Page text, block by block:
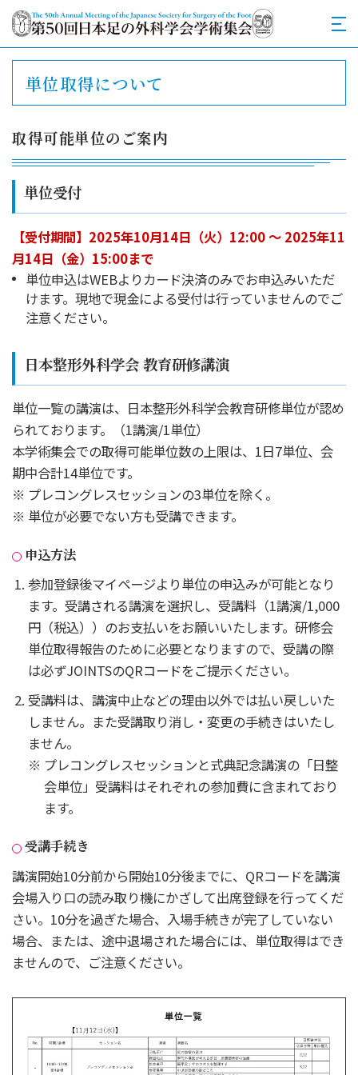
単位取得について
取得可能単位のご案内
単位受付
【受付期間】2025年10月14日（火）12:00 ～ 2025年11
月14日（金）15:00まで
単位申込はWEBよりカード決済のみでお申込みいただ
けます。現地で現金による受付は行っていませんのでご
注意ください。
日本整形外科学会 教育研修講演
単位一覧の講演は、日本整形外科学会教育研修単位が認め
られております。（1講演/1単位）
本学術集会での取得可能単位数の上限は、1日7単位、会
期中合計14単位です。
プレコングレスセッションの3単位を除く。
単位が必要でない方も受講できます。
申込方法
参加登録後マイページより単位の申込みが可能となり
ます。受講される講演を選択し、受講料（1講演/1,000
円（税込））のお支払いをお願いいたします。研修会
単位取得報告のために必要となりますので、受講の際
は必ずJOINTSのQRコードをご提示ください。
受講料は、講演中止などの理由以外では払い戻しいた
しません。また受講取り消し・変更の手続きはいたし
ません。
プレコングレスセッションと式典記念講演の「日整
会単位」受講料はそれぞれの参加費に含まれており
ます。
受講手続き
講演開始10分前から開始10分後までに、QRコードを講演
会場入り口の読み取り機にかざして出席登録を行ってくだ
さい。10分を過ぎた場合、入場手続きが完了していない
場合、または、途中退場された場合には、単位取得はでき
ませんので、ご注意ください。